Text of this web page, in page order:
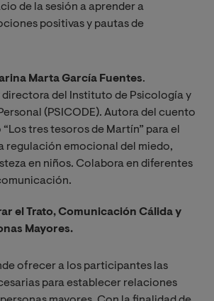
de la sesión a aprender a
positivas y pautas de
Marta García Fuentes.
directora del Instituto de Psicología y
(PSICODE). Autora del cuento
tres tesoros de Martín” para el
regulación emocional del miedo,
en niños. Colabora en diferentes
el Trato, Comunicación Cálida y
Mayores.
ofrecer a los participantes las
para establecer relaciones